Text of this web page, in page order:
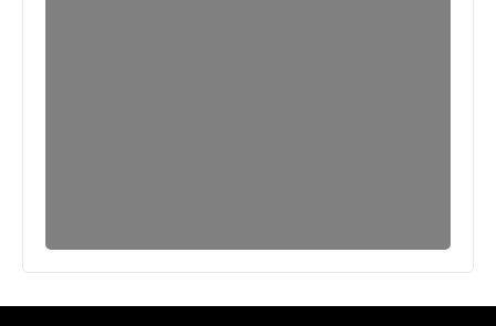
العاب